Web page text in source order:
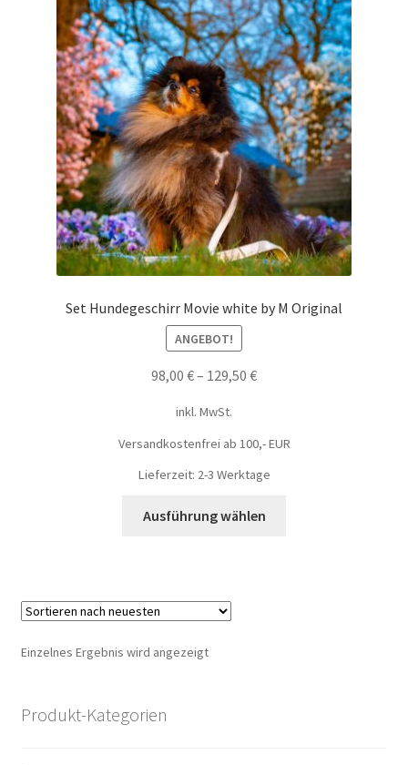
Set Hundegeschirr Movie white by M Original
ANGEBOT!
98,00 €– 129,50 €
inkl. MwSt.
Versandkostenfrei ab 100,- EUR
Lieferzeit: 2-3 Werktage
Ausführung wählen
Einzelnes Ergebnis wird angezeigt
Produkt-Kategorien